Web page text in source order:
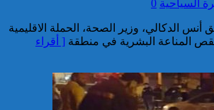
بناء سد
السياحية 0
أنس الدكالي، وزير الصحة، الحملة الاقليمية
المناعة البشرية في منطقة [ أقراء